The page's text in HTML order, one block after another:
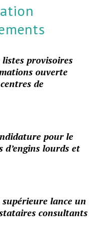
listes provisoires
ouverte
de
pour le
lourds et
supérieure lance un
consultants